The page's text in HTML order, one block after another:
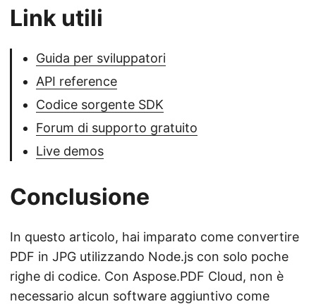
Link utili
Guida per sviluppatori
API reference
Codice sorgente SDK
Forum di supporto gratuito
Live demos
Conclusione
In questo articolo, hai imparato come convertire
PDF in JPG utilizzando Node.js con solo poche
righe di codice. Con Aspose.PDF Cloud, non è
necessario alcun software aggiuntivo come